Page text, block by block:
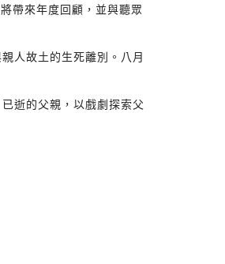
帶來年度回顧，並與聽眾
人故土的生死離別。八月
逝的父親，以戲劇探索父